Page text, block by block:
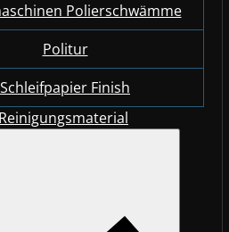
Polierschwämme
Politur
Schleifpapier Finish